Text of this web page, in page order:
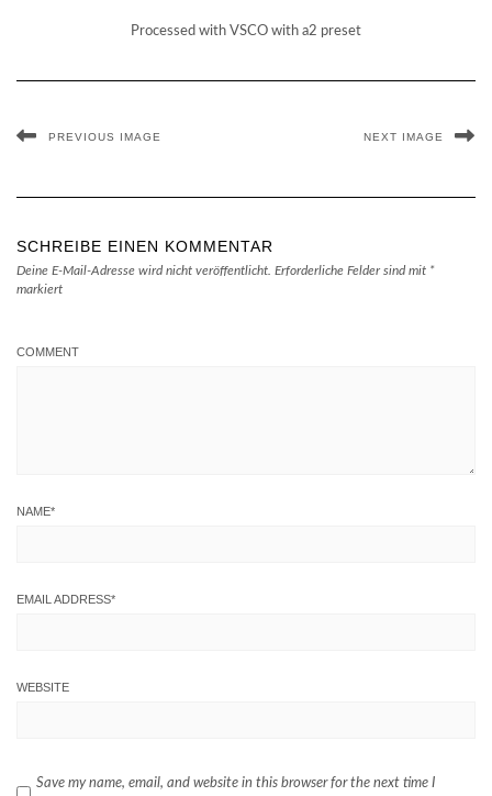
Processed with VSCO with a2 preset
PREVIOUS IMAGE NEXT IMAGE
SCHREIBE EINEN KOMMENTAR
Deine E-Mail-Adresse wird nicht veröffentlicht. Erforderliche Felder sind mit *
markiert
COMMENT
NAME*
EMAIL ADDRESS*
WEBSITE
Save my name, email, and website in this browser for the next time I